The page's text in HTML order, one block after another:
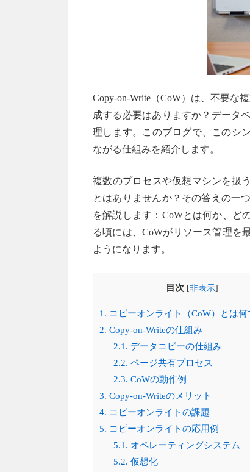
Copy-on-Write（CoW）は、不要な
成する必要はありますか？データ
理します。このブログで、このシ
ながる仕組みを紹介します。
複数のプロセスや仮想マシンを扱
とはありませんか？その答えの一
を解説します：CoWとは何か、ど
る頃には、CoWがリソース管理を
ようになります。
目次 [非表示]
1. コピーオンライト（CoW）とは何
2. Copy-on-Writeの仕組み
2.1. データコピーの仕組み
2.2. ページ共有プロセス
2.3. CoWの動作例
3. Copy-on-Writeのメリット
4. コピーオンライトの課題
5. コピーオンライトの応用例
5.1. オペレーティングシステム
5.2. 仮想化